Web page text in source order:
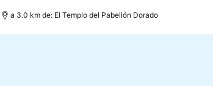
a 3.0 km de: El Templo del Pabellón Dorado